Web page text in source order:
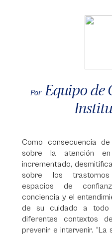
Por Equipo de
Como consecuencia
sobre la atención
incrementado,
sobre los trastornos
espacios de
conciencia y el
de su cuidado a
diferentes contextos
prevenir e intervenir.